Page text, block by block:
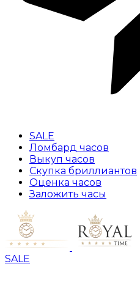
SALE
Ломбард часов
Выкуп часов
Скупка бриллиантов
Оценка часов
Заложить часы
SALE